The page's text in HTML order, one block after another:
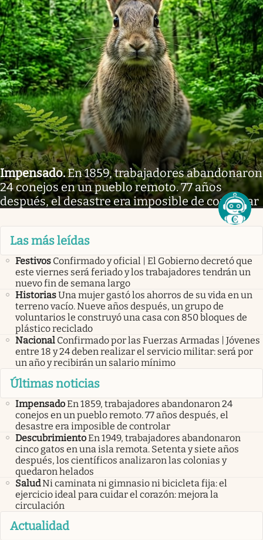
Impensado.En 1859, trabajadores abandonaron
24 conejos en un pueblo remoto. 77 años
después, el desastre era imposible de controlar
Las más leídas
Festivos Confirmado y oficial | El Gobierno decretó que
este viernes será feriado y los trabajadores tendrán un
nuevo fin de semana largo
HistoriasUna mujer gastó los ahorros de su vida en un
terreno vacío. Nueve años después, un grupo de
voluntarios le construyó una casa con 850 bloques de
plástico reciclado
Nacional Confirmado por las Fuerzas Armadas | Jóvenes
entre 18 y 24 deben realizar el servicio militar: será por
un año y recibirán un salario mínimo
Últimas noticias
ImpensadoEn 1859, trabajadores abandonaron 24
conejos en un pueblo remoto. 77 años después, el
desastre era imposible de controlar
DescubrimientoEn 1949, trabajadores abandonaron
cinco gatos en una isla remota. Setenta y siete años
después, los científicos analizaron las colonias y
quedaron helados
SaludNi caminata ni gimnasio ni bicicleta fija: el
ejercicio ideal para cuidar el corazón: mejora la
circulación
Actualidad